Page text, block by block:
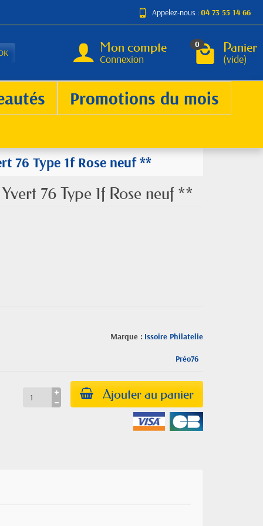
Appelez-nous :04 73 55 14 66
Mon compte
Connexion
0 Panier
(vide)
Promotions du mois
76 Type 1f Rose neuf **
76 Type 1f Rose neuf **
Marque : Issoire Philatelie
Préo76
Ajouter au panier